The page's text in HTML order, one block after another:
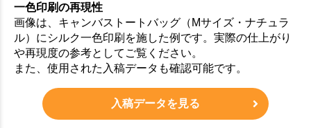
一色印刷の再現性
画像は、キャンバストートバッグ（Mサイズ・ナチュラ
ル）にシルク一色印刷を施した例です。実際の仕上がり
や再現度の参考としてご覧ください。
また、使用された入稿データも確認可能です。
入稿データを見る